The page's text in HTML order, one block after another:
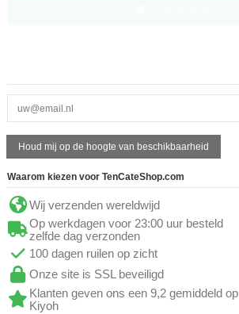
Waarom kiezen voor TenCateShop.com
Wij verzenden wereldwijd
Op werkdagen voor 23:00 uur besteld
zelfde dag verzonden
100 dagen ruilen op zicht
Onze site is SSL beveiligd
Klanten geven ons een 9,2 gemiddeld op
Kiyoh